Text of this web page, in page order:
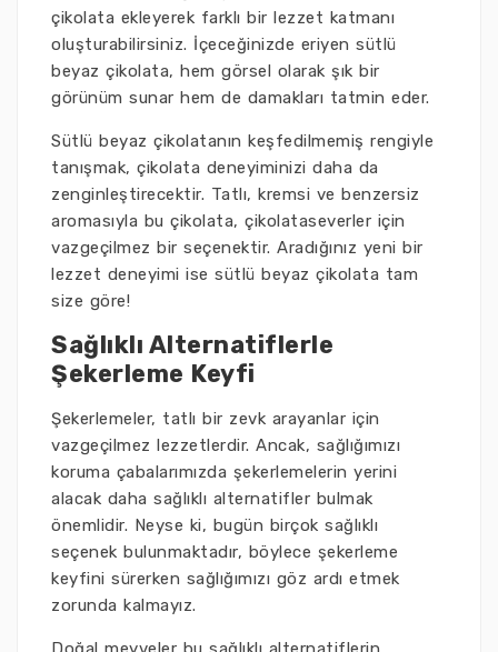
çikolata ekleyerek farklı bir lezzet katmanı
oluşturabilirsiniz. İçeceğinizde eriyen sütlü
beyaz çikolata, hem görsel olarak şık bir
görünüm sunar hem de damakları tatmin eder.
Sütlü beyaz çikolatanın keşfedilmemiş rengiyle
tanışmak, çikolata deneyiminizi daha da
zenginleştirecektir. Tatlı, kremsi ve benzersiz
aromasıyla bu çikolata, çikolataseverler için
vazgeçilmez bir seçenektir. Aradığınız yeni bir
lezzet deneyimi ise sütlü beyaz çikolata tam
size göre!
Sağlıklı Alternatiflerle
Şekerleme Keyfi
Şekerlemeler, tatlı bir zevk arayanlar için
vazgeçilmez lezzetlerdir. Ancak, sağlığımızı
koruma çabalarımızda şekerlemelerin yerini
alacak daha sağlıklı alternatifler bulmak
önemlidir. Neyse ki, bugün birçok sağlıklı
seçenek bulunmaktadır, böylece şekerleme
keyfini sürerken sağlığımızı göz ardı etmek
zorunda kalmayız.